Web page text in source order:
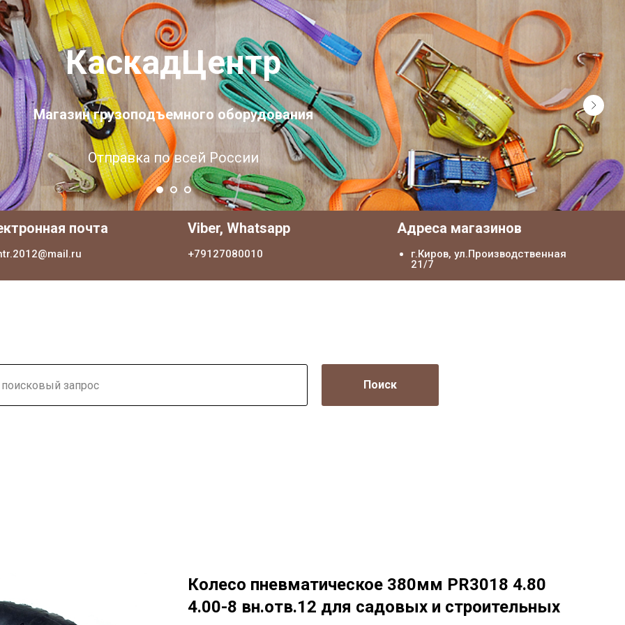
КаскадЦентр
Магазин грузоподъемного оборудования
Отправка по всей России
почта Viber, Whatsapp
+79127080010
Адреса магазинов
г.Киров, ул.Производственная
21/7
Поиск
Колесо пневматическое 380мм PR3018 4.80
4.00-8 вн.отв.12 для садовых и строительных